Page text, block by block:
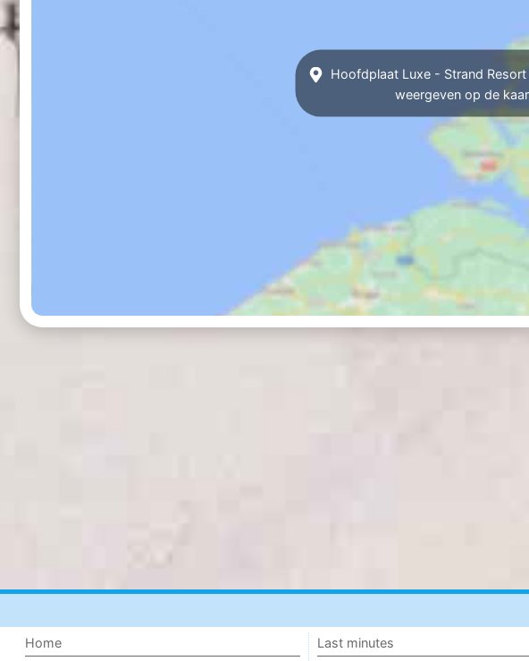
Hoofdplaat Luxe - Strand
weergeven op de
Home
Last minutes